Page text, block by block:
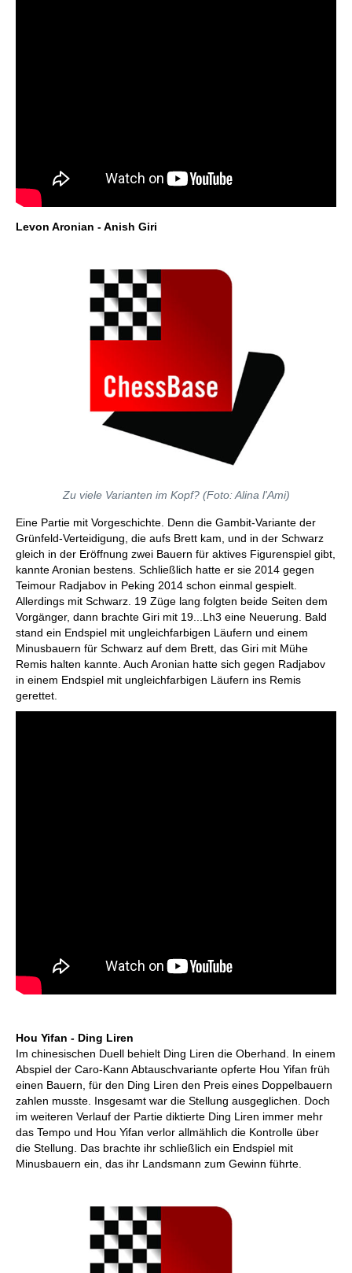
Levon Aronian - Anish Giri
Zu viele Varianten im Kopf? (Foto: Alina l'Ami)
Eine Partie mit Vorgeschichte. Denn die Gambit-Variante der
Grünfeld-Verteidigung, die aufs Brett kam, und in der Schwarz
gleich in der Eröffnung zwei Bauern für aktives Figurenspiel gibt,
kannte Aronian bestens. Schließlich hatte er sie 2014 gegen
Teimour Radjabov in Peking 2014 schon einmal gespielt.
Allerdings mit Schwarz. 19 Züge lang folgten beide Seiten dem
Vorgänger, dann brachte Giri mit 19...Lh3 eine Neuerung. Bald
stand ein Endspiel mit ungleichfarbigen Läufern und einem
Minusbauern für Schwarz auf dem Brett, das Giri mit Mühe
Remis halten kannte. Auch Aronian hatte sich gegen Radjabov
in einem Endspiel mit ungleichfarbigen Läufern ins Remis
gerettet.
Hou Yifan - Ding Liren
Im chinesischen Duell behielt Ding Liren die Oberhand. In einem
Abspiel der Caro-Kann Abtauschvariante opferte Hou Yifan früh
einen Bauern, für den Ding Liren den Preis eines Doppelbauern
zahlen musste. Insgesamt war die Stellung ausgeglichen. Doch
im weiteren Verlauf der Partie diktierte Ding Liren immer mehr
das Tempo und Hou Yifan verlor allmählich die Kontrolle über
die Stellung. Das brachte ihr schließlich ein Endspiel mit
Minusbauern ein, das ihr Landsmann zum Gewinn führte.